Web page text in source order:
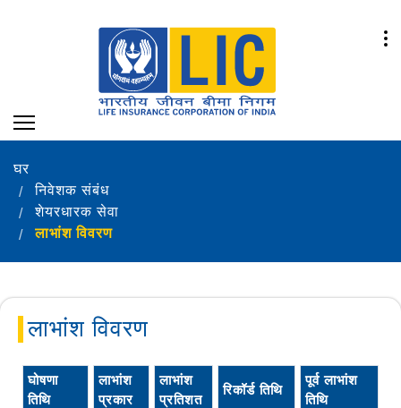
घर
निवेशक संबंध
शेयरधारक सेवा
लाभांश विवरण
लाभांश विवरण
घोषणा
तिथि
लाभांश
प्रकार
लाभांश
प्रतिशत
रिकॉर्ड तिथि
पूर्व लाभांश
तिथि